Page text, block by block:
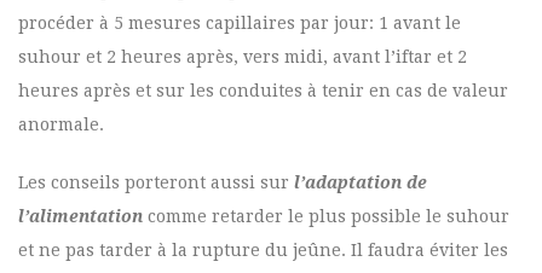
procéder à 5 mesures capillaires par jour: 1 avant le
suhour et 2 heures après, vers midi, avant l’iftar et 2
heures après et sur les conduites à tenir en cas de valeur
anormale.
Les conseils porteront aussi sur l’adaptation de
l’alimentation comme retarder le plus possible le suhour
et ne pas tarder à la rupture du jeûne. Il faudra éviter les